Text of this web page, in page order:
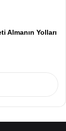
Almanın Yolları